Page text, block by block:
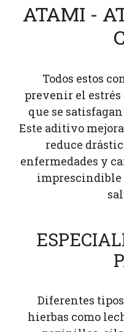
ATAMI -
Todos estos
prevenir el estrés
que se
Este aditivo
reduce
enfermedades y
imprescindible
Diferentes
hierbas como